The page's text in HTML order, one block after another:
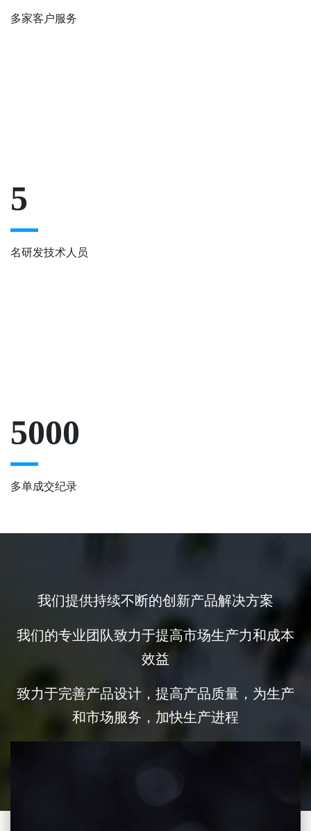
多家客户服务
5
名研发技术人员
5000
多单成交纪录
我们提供持续不断的创新产品解决方案
我们的专业团队致力于提高市场生产力和成本
效益
致力于完善产品设计，提高产品质量，为生产
和市场服务，加快生产进程